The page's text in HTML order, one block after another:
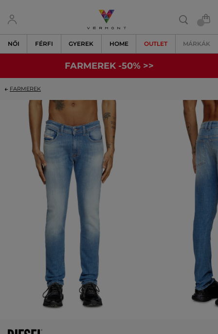
NŐI FÉRFI GYEREK HOME OUTLET MÁRKÁK
FARMEREK -50% >>
FARMEREK